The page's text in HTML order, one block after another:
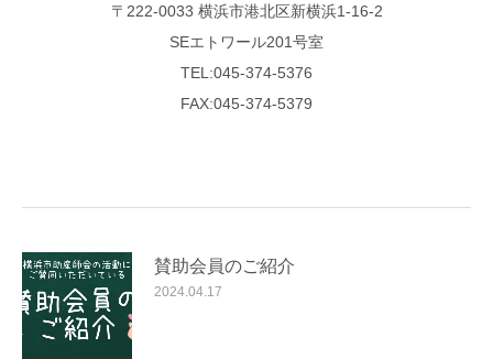
〒222-0033 横浜市港北区新横浜1-16-2
SEエトワール201号室
TEL:045-374-5376
FAX:045-374-5379
賛助会員のご紹介
2024.04.17